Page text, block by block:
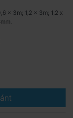
x 3m; 1,2 x 3m; 1,2 x